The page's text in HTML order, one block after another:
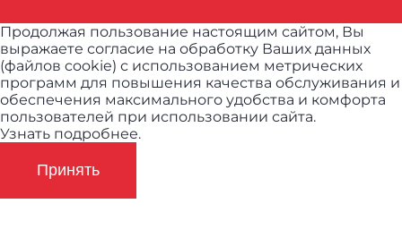
Продолжая пользование настоящим сайтом, Вы
выражаете согласие на обработку Ваших данных
(файлов cookie) с использованием метрических
программ для повышения качества обслуживания и
обеспечения максимального удобства и комфорта
пользователей при использовании сайта.
Узнать подробнее.
Принять